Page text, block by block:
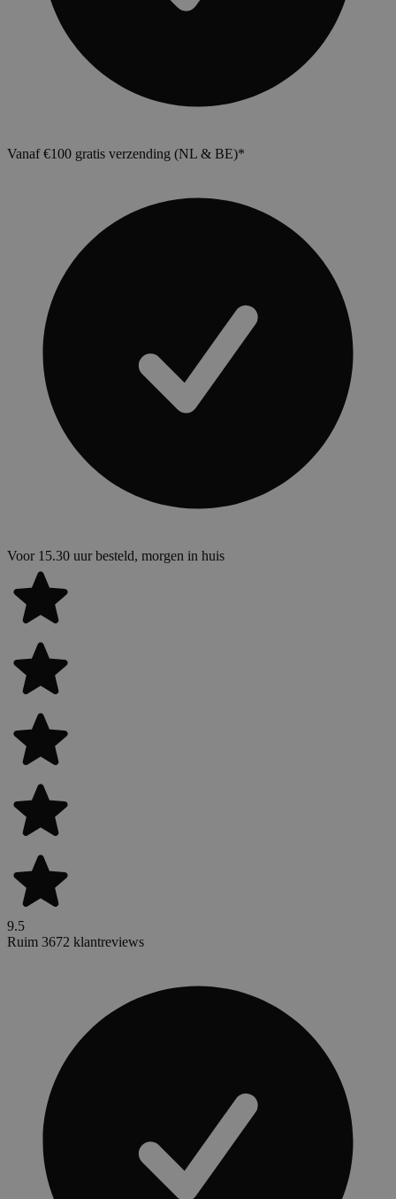
Vanaf €100 gratis verzending (NL & BE)*
Voor 15.30 uur besteld, morgen in huis
9.5
Ruim 3672 klantreviews